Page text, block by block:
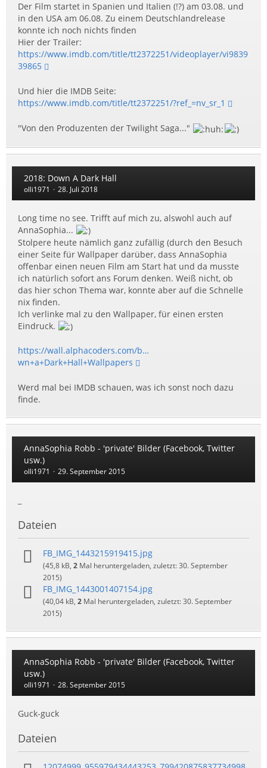
Der Film startet in Spanien und Italien (!?) am 03.08. und
in den USA am 06.08. Zu einem Deutschlandrelease
konnte ich noch nichts finden
Hier der Trailer:
https://www.imdb.com/title/tt2372251/videoplayer/vi9839
39865
Und hier die IMDB Seite:
https://www.imdb.com/title/tt2372251/?ref_=nv_sr_1
"Von den Produzenten der Twilight Saga..."
2018: Down A Dark Hall
olli1971 28. Juli 2018
Long time no see. Trifft auf mich zu, alswohl auch auf
AnnaSophia...
Stolpere heute nämlich ganz zufällig (durch den Besuch
einer Seite für Wallpaper darüber, dass AnnaSophia
offenbar einen neuen Film am Start hat und da musste
ich natürlich sofort ans Forum denken. Weiß nicht, ob
das hier schon Thema war, konnte aber auf die Schnelle
nix finden.
Ich verlinke mal zu den Wallpaper, für einen ersten
Eindruck.
https://wall.alphacoders.com/b…
wn+a+Dark+Hall+Wallpapers
Werd mal bei IMDB schauen, was ich sonst noch dazu
finde.
AnnaSophia Robb - 'private' Bilder (Facebook, Twitter
usw.)
olli1971 29. September 2015
Dateien
FB_IMG_1443215919415.jpg
(45,8 kB, 2 Mal heruntergeladen, zuletzt:30. September
2015)
FB_IMG_1443001407154.jpg
(40,04 kB, 2 Mal heruntergeladen, zuletzt:30. September
2015)
AnnaSophia Robb - 'private' Bilder (Facebook, Twitter
usw.)
olli1971 28. September 2015
Guck-guck
Dateien